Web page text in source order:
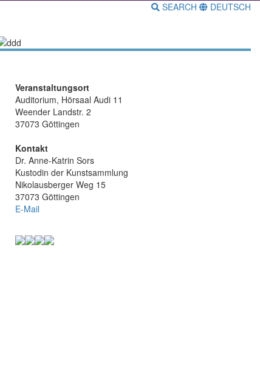
SEARCH DEUTSCH
Veranstaltungsort
Auditorium, Hörsaal Audi 11
Weender Landstr. 2
37073 Göttingen
Kontakt
Dr. Anne-Katrin Sors
Kustodin der Kunstsammlung
Nikolausberger Weg 15
37073 Göttingen
E-Mail